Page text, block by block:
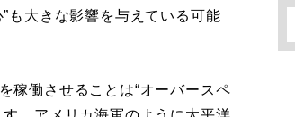
も大きな影響を与えている可能
稼働させることは“オーバースペ